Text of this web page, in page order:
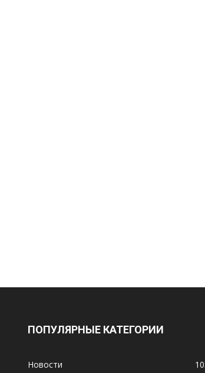
ПОПУЛЯРНЫЕ КАТЕГОРИИ
Новости